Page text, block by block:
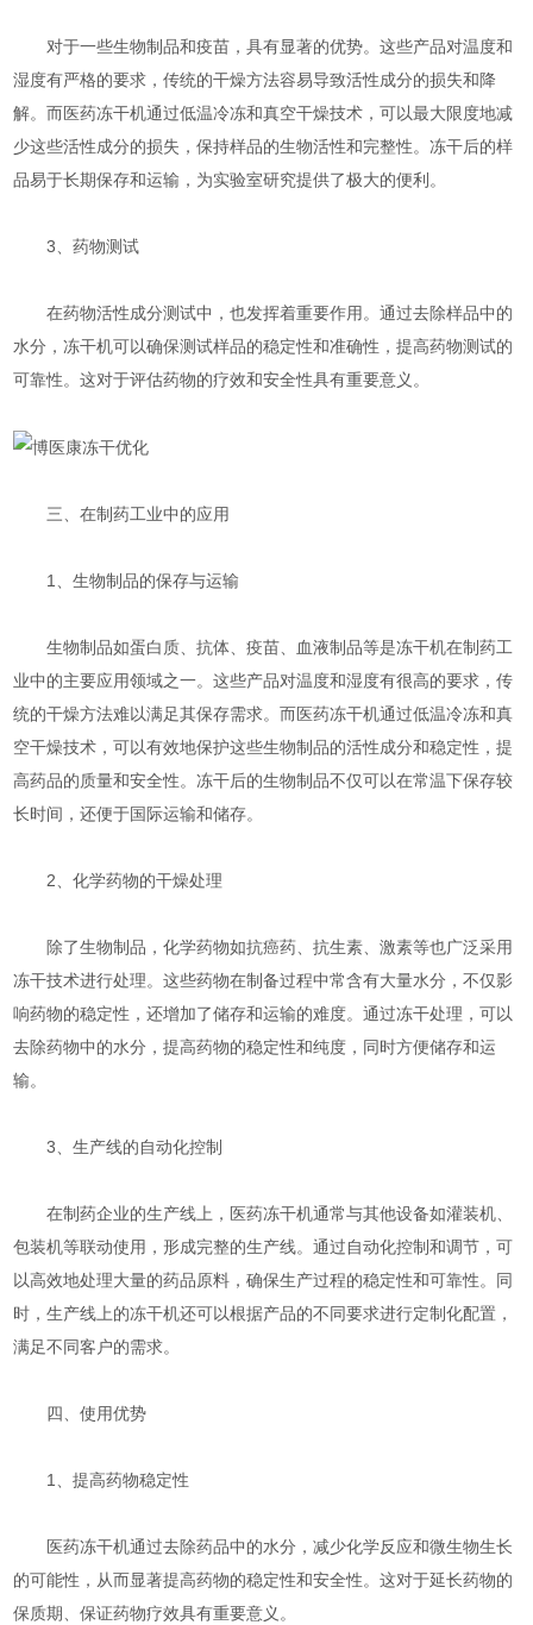
对于一些生物制品和疫苗，具有显著的优势。这些产品对温度和
湿度有严格的要求，传统的干燥方法容易导致活性成分的损失和降
解。而医药冻干机通过低温冷冻和真空干燥技术，可以最大限度地减
少这些活性成分的损失，保持样品的生物活性和完整性。冻干后的样
品易于长期保存和运输，为实验室研究提供了极大的便利。
3、药物测试
在药物活性成分测试中，也发挥着重要作用。通过去除样品中的
水分，冻干机可以确保测试样品的稳定性和准确性，提高药物测试的
可靠性。这对于评估药物的疗效和安全性具有重要意义。
三、在制药工业中的应用
1、生物制品的保存与运输
生物制品如蛋白质、抗体、疫苗、血液制品等是冻干机在制药工
业中的主要应用领域之一。这些产品对温度和湿度有很高的要求，传
统的干燥方法难以满足其保存需求。而医药冻干机通过低温冷冻和真
空干燥技术，可以有效地保护这些生物制品的活性成分和稳定性，提
高药品的质量和安全性。冻干后的生物制品不仅可以在常温下保存较
长时间，还便于国际运输和储存。
2、化学药物的干燥处理
除了生物制品，化学药物如抗癌药、抗生素、激素等也广泛采用
冻干技术进行处理。这些药物在制备过程中常含有大量水分，不仅影
响药物的稳定性，还增加了储存和运输的难度。通过冻干处理，可以
去除药物中的水分，提高药物的稳定性和纯度，同时方便储存和运
输。
3、生产线的自动化控制
在制药企业的生产线上，医药冻干机通常与其他设备如灌装机、
包装机等联动使用，形成完整的生产线。通过自动化控制和调节，可
以高效地处理大量的药品原料，确保生产过程的稳定性和可靠性。同
时，生产线上的冻干机还可以根据产品的不同要求进行定制化配置，
满足不同客户的需求。
四、使用优势
1、提高药物稳定性
医药冻干机通过去除药品中的水分，减少化学反应和微生物生长
的可能性，从而显著提高药物的稳定性和安全性。这对于延长药物的
保质期、保证药物疗效具有重要意义。